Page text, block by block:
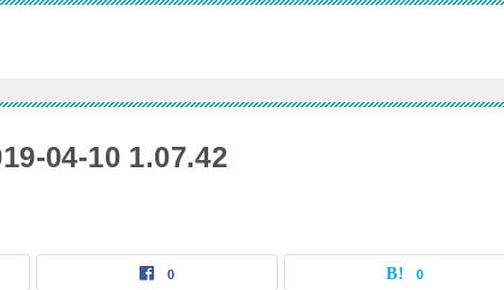
04-10 1.07.42
0 0